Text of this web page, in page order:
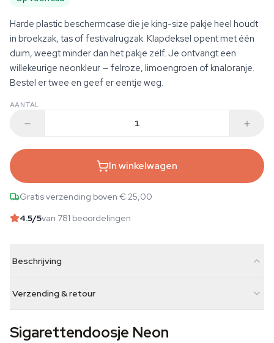
Harde plastic beschermcase die je king-size pakje heel houdt
in broekzak, tas of festivalrugzak. Klapdeksel opent met één
duim, weegt minder dan het pakje zelf. Je ontvangt een
willekeurige neonkleur — felroze, limoengroen of knaloranje.
Bestel er twee en geef er eentje weg.
AANTAL
In winkelwagen
Gratis verzending boven € 25,00
4.5/5van 781 beoordelingen
Beschrijving
Verzending & retour
Sigarettendoosje Neon